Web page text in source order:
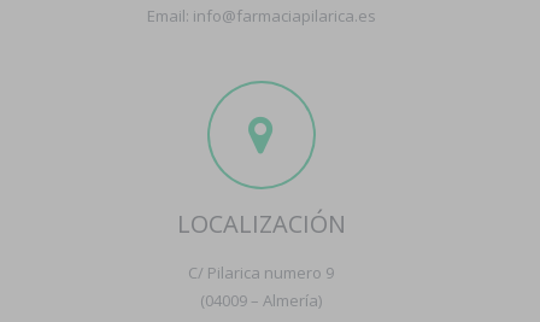
Email: info@farmaciapilarica.es
LOCALIZACIÓN
C/ Pilarica numero 9
(04009 – Almería)